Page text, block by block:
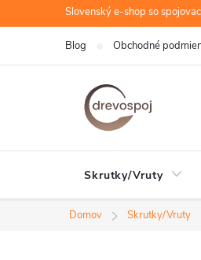
na
Slovenský e-shop so
Blog Obchodné
Skrutky/Vruty
Domov Skrutky/Vruty